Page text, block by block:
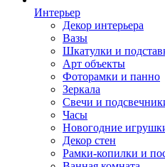
Интерьер
Декор интерьера
Вазы
Шкатулки и
Арт объекты
Фоторамки и панно
Зеркала
Свечи и
Часы
Новогодние
Декор стен
Рамки-копилки и